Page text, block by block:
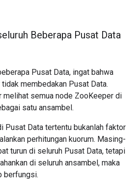
Beberapa Pusat Data
Pusat Data, ingat bahwa
membedakan Pusat Data.
melihat semua node ZooKeeper di
satu ansambel.
Pusat Data tertentu bukanlah faktor
perhitungan kuorum. Masing-
turun di seluruh Pusat Data, tetapi
di seluruh ansambel, maka
berfungsi.